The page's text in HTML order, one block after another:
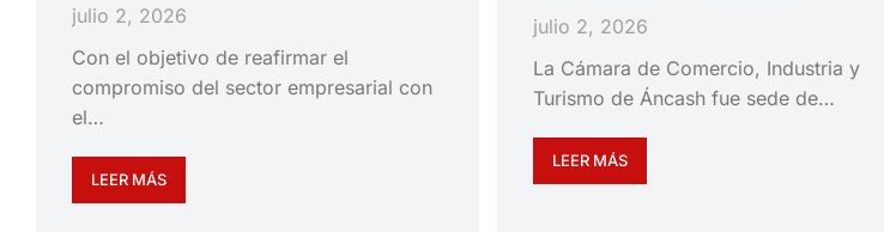
julio 2, 2026
Con el objetivo de reafirmar el
compromiso del sector empresarial con
el…
LEER MÁS
julio 2, 2026
La Cámara de Comercio, Industria y
Turismo de Áncash fue sede de…
LEER MÁS